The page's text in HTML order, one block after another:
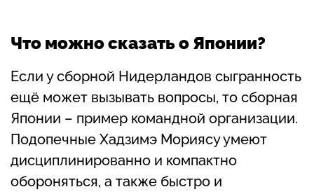
Что можно сказать о Японии?
Если у сборной Нидерландов сыгранность
ещё может вызывать вопросы, то сборная
Японии – пример командной организации.
Подопечные Хадзимэ Мориясу умеют
дисциплинированно и компактно
обороняться, а также быстро и